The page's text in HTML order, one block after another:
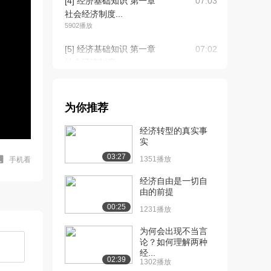
手机看
社会经济制度...
5902播放
[5] 经济基础知识 第一章
07:02
社会经济制度...
[7] 经济基础知识 第一章
社会经济制度...
[8] 经济基础知识 第一章
社会经济制度...
[9] 经济基础知识 第一章
社会经济制度...
06:18
为你推荐
03:27
经济转型的真实事
实
1351播放
00:25
经济自由是一切自
由的前提
1231播放
02:39
为何会出现不当言
论？如何理解两种
经...
1302播放